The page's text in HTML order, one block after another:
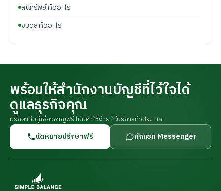
สินทรัพย์ คืออะไร
งบดุล คืออะไร
พร้อมให้สำนักงานบัญชีที่ไว้ใจได้
ดูแลธุรกิจคุณ
ปรึกษาทีมผู้เชี่ยวชาญฟรี ไม่มีค่าใช้จ่าย ให้บริการทั่วประเทศ
นัดหมายปรึกษาฟรี ทักแชท Messenger